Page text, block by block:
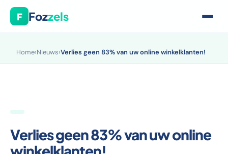
F Fozzels
Home›Nieuws›Verlies geen 83% van uw online winkelklanten!
Verlies geen 83% van uw online